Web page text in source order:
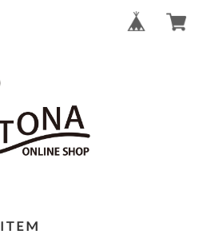
ITEM